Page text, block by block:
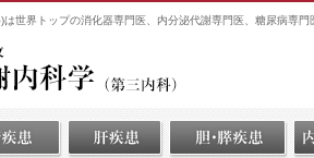
世界トップの消化器専門医、内分泌代謝専門医、糖尿病専門